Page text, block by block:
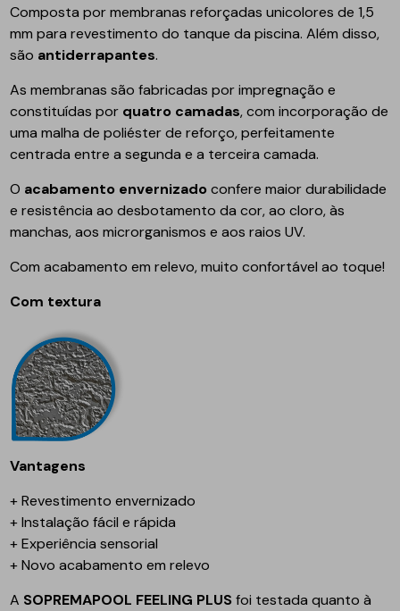
Composta por membranas reforçadas unicolores de 1,5
mm para revestimento do tanque da piscina. Além disso,
são antiderrapantes.
As membranas são fabricadas por impregnação e
constituídas por quatro camadas, com incorporação de
uma malha de poliéster de reforço, perfeitamente
centrada entre a segunda e a terceira camada.
O acabamento envernizado confere maior durabilidade
e resistência ao desbotamento da cor, ao cloro, às
manchas, aos microrganismos e aos raios UV.
Com acabamento em relevo, muito confortável ao toque!
Com textura
Vantagens
+ Revestimento envernizado
+ Instalação fácil e rápida
+ Experiência sensorial
+ Novo acabamento em relevo
A SOPREMAPOOL FEELING PLUSfoi testada quanto à